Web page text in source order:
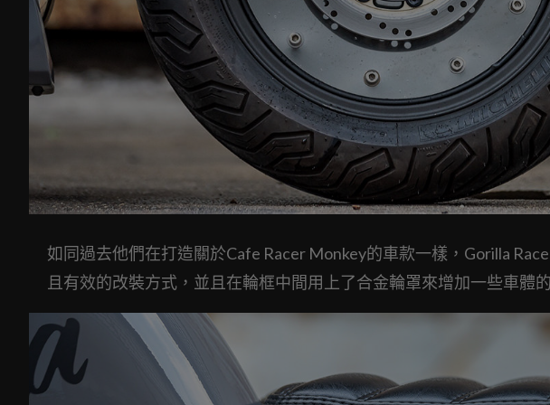
如同過去他們在打造關於Cafe Racer Monkey的車款一樣，Gorilla
且有效的改裝方式，並且在輪框中間用上了合金輪罩來增加一些車體